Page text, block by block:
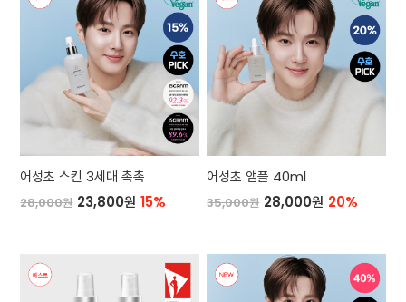
어성초 스킨 3세대 촉촉
28,000원 23,800원 15%
어성초 앰플 40ml
35,000원 28,000원 20%